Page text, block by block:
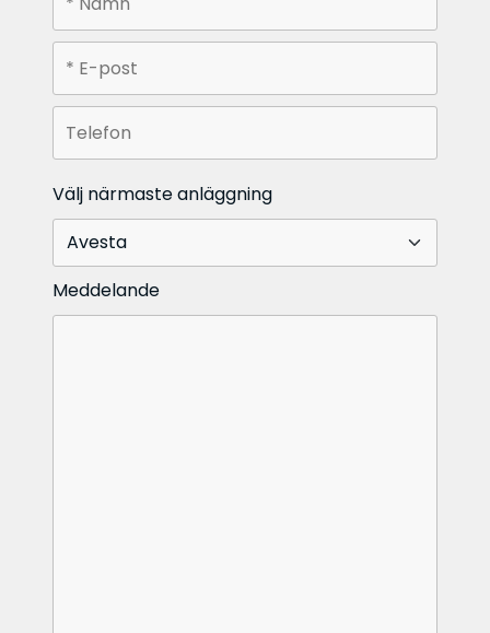
Välj närmaste anläggning
Meddelande